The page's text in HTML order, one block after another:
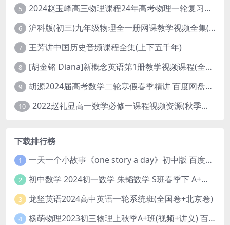
5 2024赵玉峰高三物理课程24年高考物理一轮复习网课教程
6 沪科版(初三)九年级物理全一册网课教学视频全集(录播版 杜春雨 66讲)
7 王芳讲中国历史音频课程全集(上下五千年)
8 [胡金铭 Diana]新概念英语第1册教学视频课程(全集 百度网盘下载)
9 胡源2024届高考数学二轮寒假春季精讲 百度网盘分享
10 2022赵礼显高一数学必修一课程视频资源(秋季班 含讲义)百度网盘云
下载排行榜
1 一天一个小故事《one story a day》初中版 百度网盘分享下载
2 初中数学 2024初一数学 朱韬数学 S班春季下 A+班春季下 百度云网盘
3 龙坚英语2024高中英语一轮系统班(全国卷+北京卷)
4 杨萌物理2023初三物理上秋季A+班(视频+讲义) 百度网盘分享